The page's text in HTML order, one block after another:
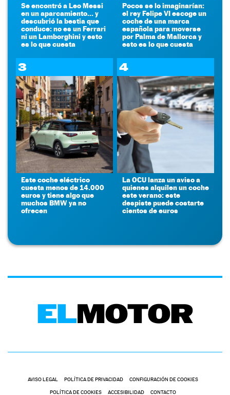
Se encontró a Leo Messi
en un aparcamiento... y
descubrió la bestia que
conduce: no es un Ferrari
ni un Lamborghini y esto
es lo que cuesta
Pocos se lo imaginarían:
el rey Felipe VI escoge un
coche de una marca
española para moverse
por Palma de Mallorca y
esto es lo que cuesta
3
Este coche eléctrico
cuesta menos de 14.000
euros y tiene algo que
muchos BMW ya no
ofrecen
4
La OCU lanza un aviso a
quienes alquilen un coche
este verano: este
despiste puede costarte
cientos de euros
AVISO LEGAL POLÍTICA DE PRIVACIDAD CONFIGURACIÓN DE COOKIES
POLÍTICA DE COOKIES ACCESIBILIDAD CONTACTO